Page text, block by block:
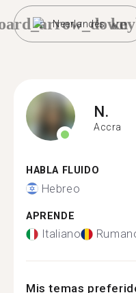
Neerlandés
N.
Accra
HABLA FLUIDO
Hebreo
APRENDE
Italiano
Mis temas